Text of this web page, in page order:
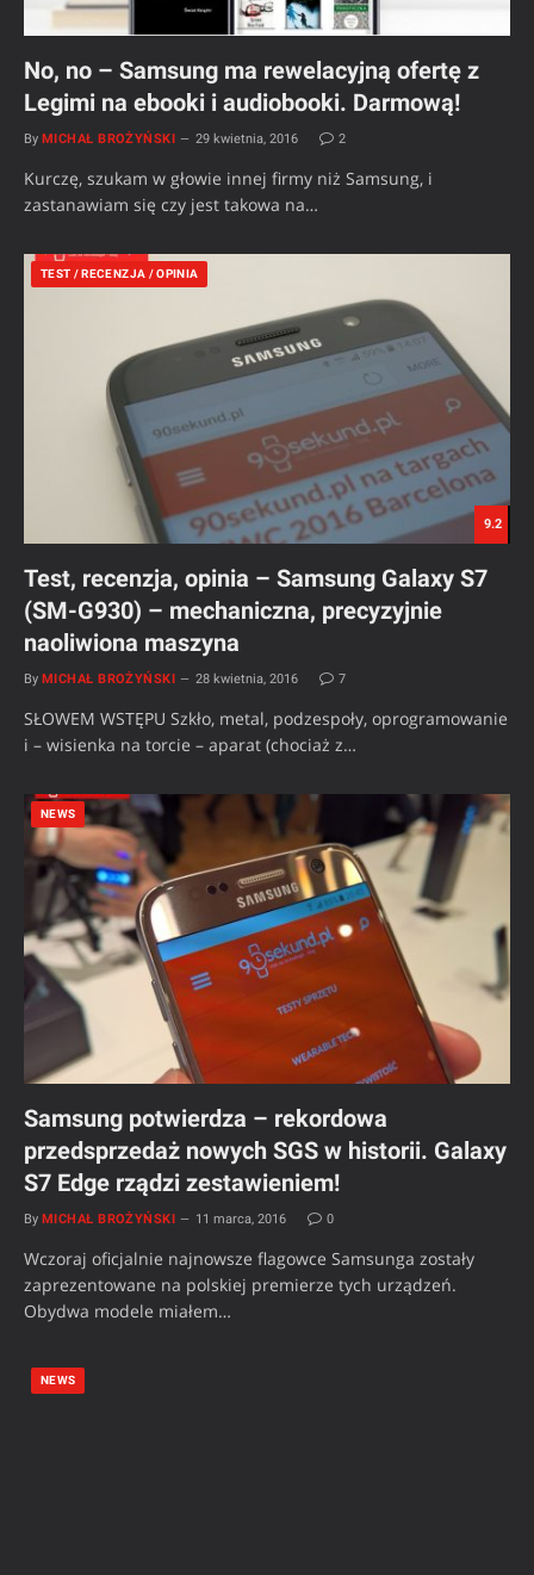
No, no – Samsung ma rewelacyjną ofertę z
Legimi na ebooki i audiobooki. Darmową!
By MICHAŁ BROŻYŃSKI 29 kwietnia, 2016 2
Kurczę, szukam w głowie innej firmy niż Samsung, i
zastanawiam się czy jest takowa na…
9.2
TEST / RECENZJA / OPINIA
Test, recenzja, opinia – Samsung Galaxy S7
(SM-G930) – mechaniczna, precyzyjnie
naoliwiona maszyna
By MICHAŁ BROŻYŃSKI 28 kwietnia, 2016 7
SŁOWEM WSTĘPU Szkło, metal, podzespoły, oprogramowanie
i – wisienka na torcie – aparat (chociaż z…
NEWS
Samsung potwierdza – rekordowa
przedsprzedaż nowych SGS w historii. Galaxy
S7 Edge rządzi zestawieniem!
By MICHAŁ BROŻYŃSKI 11 marca, 2016 0
Wczoraj oficjalnie najnowsze flagowce Samsunga zostały
zaprezentowane na polskiej premierze tych urządzeń.
Obydwa modele miałem…
NEWS